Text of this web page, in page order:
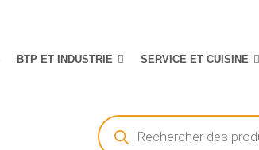
BTP ET INDUSTRIE SERVICE ET CUISINE
Recherche
de
produits